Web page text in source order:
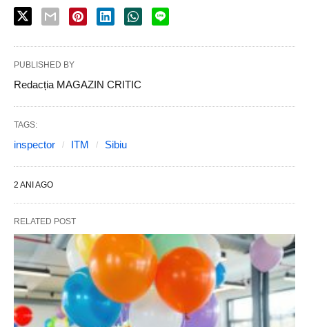
PUBLISHED BY
Redacția MAGAZIN CRITIC
TAGS:
inspector ITM Sibiu
2 ANI AGO
RELATED POST